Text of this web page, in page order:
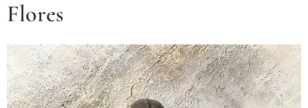
Flores